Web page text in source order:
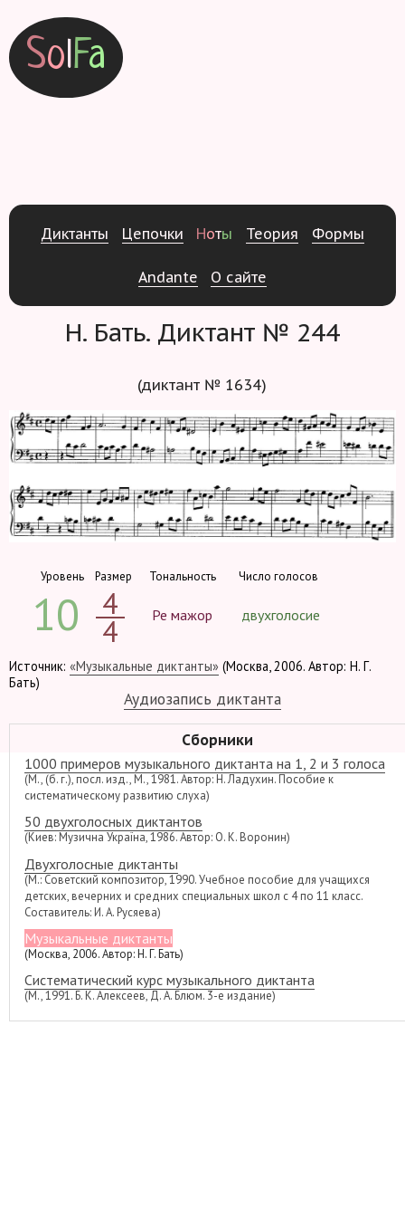
SolFa
Диктанты Цепочки Ноты Теория Формы
Andante О сайте
Н. Бать. Диктант № 244
(диктант № 1634)
Уровень
10
Размер
4
4
Тональность
Ре мажор
Число голосов
двухголосие
Источник: «Музыкальные диктанты» (Москва, 2006. Автор: Н. Г.
Бать)
Аудиозапись диктанта
Сборники
1000 примеров музыкального диктанта на 1, 2 и 3 голоса
(М., (б. г.), посл. изд., М., 1981. Автор: Н. Ладухин. Пособие к
систематическому развитию слуха)
50 двухголосных диктантов
(Киев: Музична Україна, 1986. Автор: О. К. Воронин)
Двухголосные диктанты
(М.: Советский композитор, 1990. Учебное пособие для учащихся
детских, вечерних и средних специальных школ с 4 по 11 класс.
Составитель: И. А. Русяева)
Музыкальные диктанты
(Москва, 2006. Автор: Н. Г. Бать)
Систематический курс музыкального диктанта
(М., 1991. Б. К. Алексеев, Д. А. Блюм. 3-е издание)